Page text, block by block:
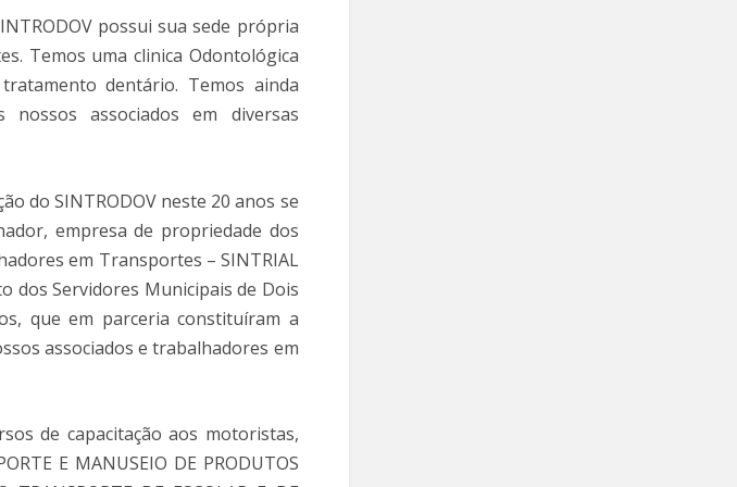
possui sua sede própria
Temos uma clinica Odontológica
dentário. Temos ainda
associados em diversas
do SINTRODOV neste 20 anos se
empresa de propriedade dos
em Transportes – SINTRIAL
dos Servidores Municipais de Dois
que em parceria constituíram a
associados e trabalhadores em
de capacitação aos motoristas,
E MANUSEIO DE PRODUTOS